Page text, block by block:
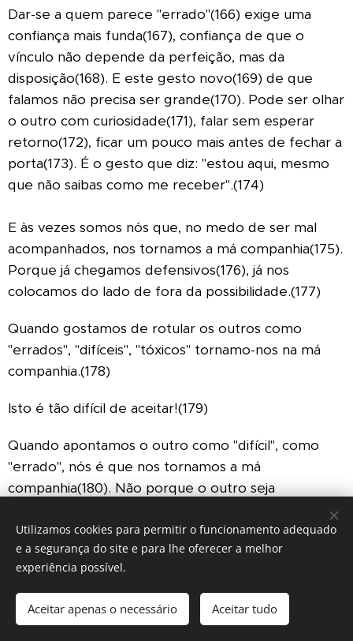
Dar-se a quem parece "errado"(166) exige uma
confiança mais funda(167), confiança de que o
vínculo não depende da perfeição, mas da
disposição(168). E este gesto novo(169) de que
falamos não precisa ser grande(170). Pode ser olhar
o outro com curiosidade(171), falar sem esperar
retorno(172), ficar um pouco mais antes de fechar a
porta(173). É o gesto que diz: "estou aqui, mesmo
que não saibas como me receber".(174)
E às vezes somos nós que, no medo de ser mal
acompanhados, nos tornamos a má companhia(175).
Porque já chegamos defensivos(176), já nos
colocamos do lado de fora da possibilidade.(177)
Quando gostamos de rotular os outros como
"errados", "difíceis", "tóxicos" tornamo-nos na má
companhia.(178)
Isto é tão difícil de aceitar!(179)
Quando apontamos o outro como "difícil", como
"errado", nós é que nos tornamos a má
companhia(180). Não porque o outro seja
para o outro existir(181). Fechamo-nos na nossa
razão(182), no nosso rótulo(183), e a relação deixa
de ter oxigénio.(184)
Esta é a descrição dos atritos que existem no local
Utilizamos cookies para permitir o funcionamento adequado
e a segurança do site e para lhe oferecer a melhor
experiência possível.
Aceitar apenas o necessário Aceitar tudo